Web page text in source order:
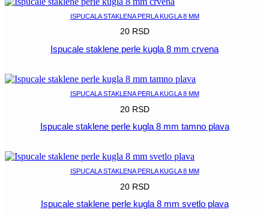
ISPUCALA STAKLENA PERLA KUGLA 8 MM
20 RSD
Ispucale staklene perle kugla 8 mm crvena
ISPUCALA STAKLENA PERLA KUGLA 8 MM
20 RSD
Ispucale staklene perle kugla 8 mm tamno plava
ISPUCALA STAKLENA PERLA KUGLA 8 MM
20 RSD
Ispucale staklene perle kugla 8 mm svetlo plava